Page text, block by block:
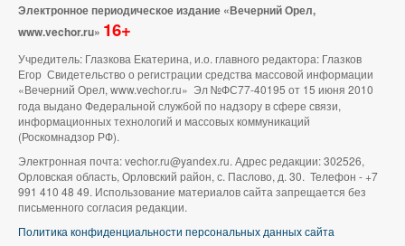
Электронное периодическое издание «Вечерний Орел,
www.vechor.ru» 16+
Учредитель: Глазкова Екатерина, и.о. главного редактора: Глазков
Егор Свидетельство о регистрации средства массовой информации
«Вечерний Орел, www.vechor.ru» Эл №ФС77-40195 от 15 июня 2010
года выдано Федеральной службой по надзору в сфере связи,
информационных технологий и массовых коммуникаций
(Роскомнадзор РФ).
Электронная почта: vechor.ru@yandex.ru. Адрес редакции: 302526,
Орловская область, Орловский район, с. Паслово, д. 30. Телефон - +7
991 410 48 49. Использование материалов сайта запрещается без
письменного согласия редакции.
Политика конфиденциальности персональных данных сайта